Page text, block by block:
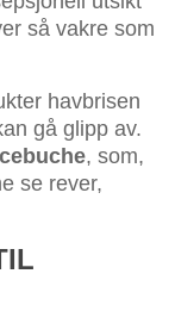
så vakre som
havbrisen
gå glipp av.
, som,
se rever,